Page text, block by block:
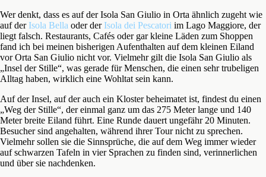
Wer denkt, dass es auf der Isola San Giulio in Orta ähnlich zugeht wie
auf der Isola Bella oder der Isola dei Pescatori im Lago Maggiore, der
liegt falsch. Restaurants, Cafés oder gar kleine Läden zum Shoppen
fand ich bei meinen bisherigen Aufenthalten auf dem kleinen Eiland
vor Orta San Giulio nicht vor. Vielmehr gilt die Isola San Giulio als
„Insel der Stille“, was gerade für Menschen, die einen sehr trubeligen
Alltag haben, wirklich eine Wohltat sein kann.
Auf der Insel, auf der auch ein Kloster beheimatet ist, findest du einen
„Weg der Stille“, der einmal ganz um das 275 Meter lange und 140
Meter breite Eiland führt. Eine Runde dauert ungefähr 20 Minuten.
Besucher sind angehalten, während ihrer Tour nicht zu sprechen.
Vielmehr sollen sie die Sinnsprüche, die auf dem Weg immer wieder
auf schwarzen Tafeln in vier Sprachen zu finden sind, verinnerlichen
und über sie nachdenken.